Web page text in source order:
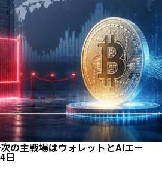
主戦場はウォレットとAIエー
日